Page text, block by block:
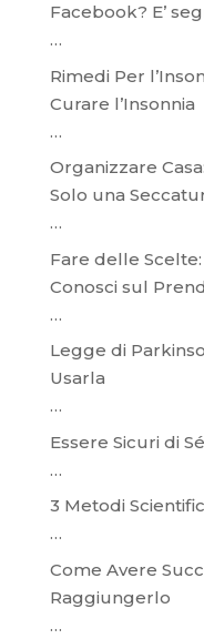
Facebook? E’
…
Rimedi Per
Curare l’Insonnia
…
Organizzare
Solo una
…
Fare delle
Conosci sul
…
Legge di
Usarla
…
Essere Sicuri di
…
3 Metodi
…
Come Avere
Raggiungerlo
…